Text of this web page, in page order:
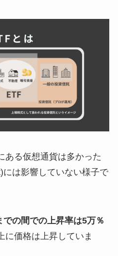
ある仮想通貨は多かった
は影響していない様子で
での間での上昇率は5万％
に価格は上昇していま